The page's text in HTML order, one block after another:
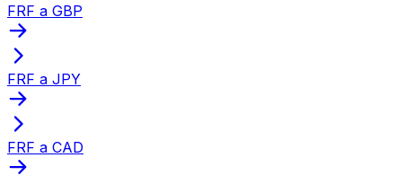
FRF a GBP
FRF a JPY
FRF a CAD